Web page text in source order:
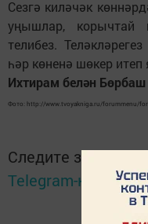
Сезгә киләчәк
уңышлар, корычтай
телибез.
һәр көненә шөкер
Ихтирам белән
Фото: http://www.tvoyakniga.ru/forummenu/
Следите за
Telegram-канале